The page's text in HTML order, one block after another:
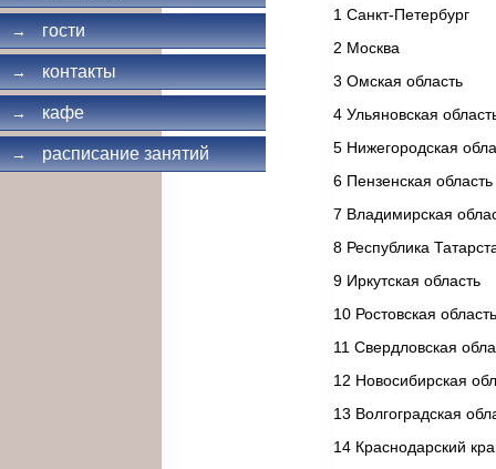
→ гости
→ контакты
→ кафе
→ расписание занятий
1 Санкт-Петербург
2 Москва
3 Омская область
4 Ульяновская
5 Нижегородская
6 Пензенская область
7 Владимирская
8 Республика
9 Иркутская область
10 Ростовская область
11 Свердловская
12 Новосибирская
13 Волгоградская
14 Краснодарский